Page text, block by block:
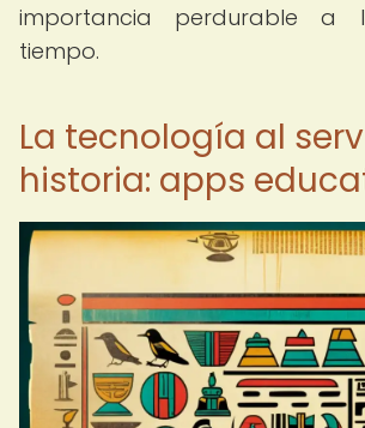
importancia perdurable
tiempo.
La tecnología al
historia: apps